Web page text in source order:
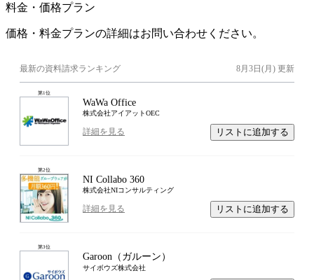
料金・価格プラン
価格・料金プランの詳細はお問い合わせください。
最新の資料請求ランキング 8月3日(月) 更新
第1位
WaWa Office
株式会社アイアットOEC
詳細を見る リストに追加する
第2位
NI Collabo 360
株式会社NIコンサルティング
詳細を見る リストに追加する
第3位
Garoon（ガルーン）
サイボウズ株式会社